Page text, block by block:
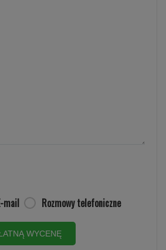
mail Rozmowy telefoniczne
WYCENĘ